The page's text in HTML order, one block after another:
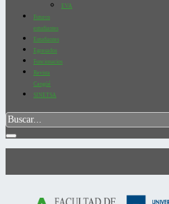
EVA
Futuros
estudiantes
Estudiantes
Egresados
Funcionarios
Revista
Cangüé
SINETSA